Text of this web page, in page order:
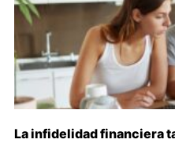
La infidelidad financiera